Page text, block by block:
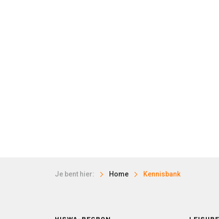
Je bent hier: Home Kennisbank